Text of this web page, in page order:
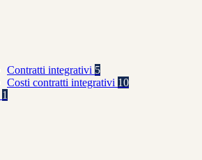
Contratti integrativi 5
Costi contratti integrativi 10
1